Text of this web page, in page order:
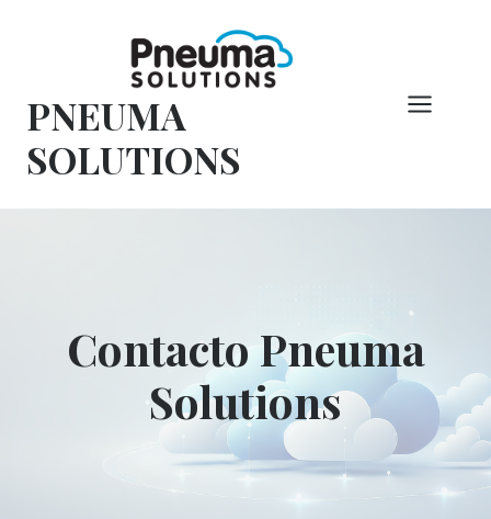
PNEUMA
SOLUTIONS
Contacto Pneuma
Solutions